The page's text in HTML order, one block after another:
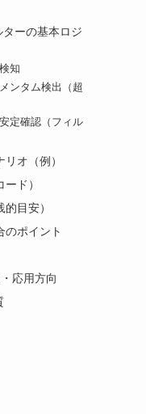
ターの基本ロジ
知
ンタム検出（超
定確認（フィル
オ（例）
ド）
目安）
のポイント
応用方向